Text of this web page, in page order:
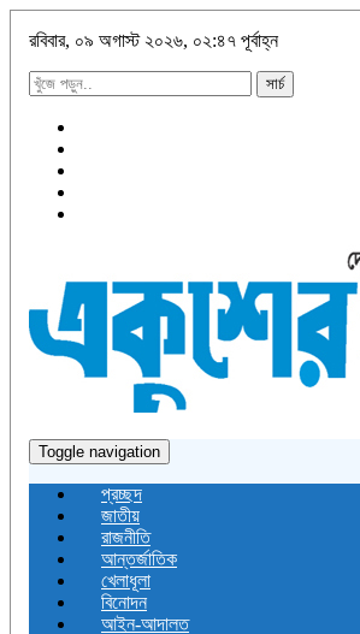
রবিবার, ০৯ অগাস্ট ২০২৬, ০২:৪৭ পূর্বাহ্ন
সার্চ
Toggle navigation
প্রচ্ছদ
জাতীয়
রাজনীতি
আন্তর্জাতিক
খেলাধূলা
বিনোদন
আইন-আদালত